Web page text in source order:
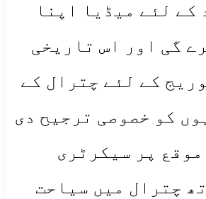
کے لئے میڈیا اپنا
گی اور اس تاریخی
کے لئے چترال کے
کو خصوصی ترجیح دی
پر سیکرٹری
چترال میں سیاحت